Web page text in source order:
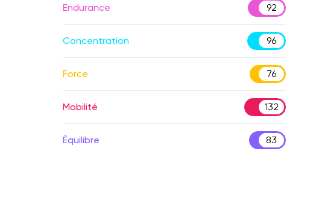
Endurance 92
Concentration 96
Force 76
Mobilité 132
Équilibre 83